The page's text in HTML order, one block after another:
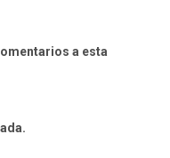
a esta